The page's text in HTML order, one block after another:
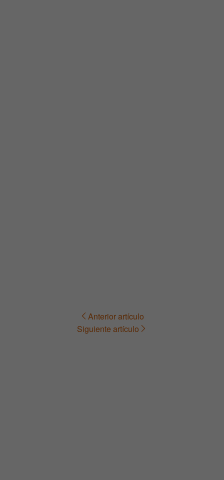
Navegación Anterior artículo
Siguiente artículo